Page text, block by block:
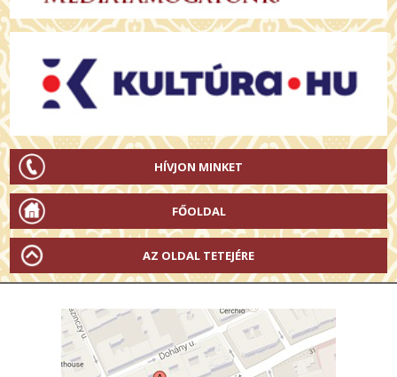
HÍVJON MINKET
FŐOLDAL
AZ OLDAL TETEJÉRE